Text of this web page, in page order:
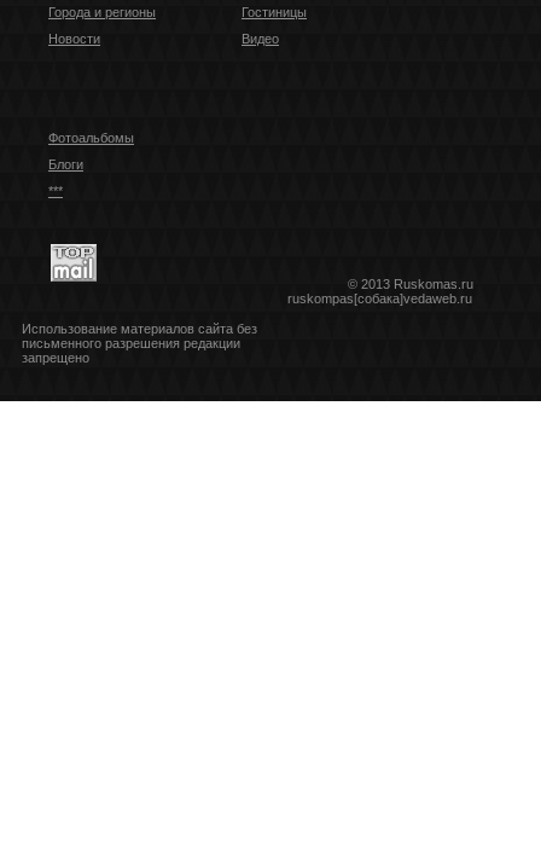
Города и регионы
Новости
Гостиницы
Видео
Фотоальбомы
Блоги
***
© 2013 Ruskomas.ru
ruskompas[собака]vedaweb.ru
Использование материалов сайта без
письменного разрешения редакции
запрещено